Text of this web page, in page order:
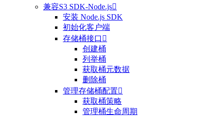
兼容S3 SDK-Node.js
安装 Node.js SDK
初始化客户端
存储桶接口 
创建桶
列举桶
获取桶元数据
删除桶
管理存储桶配置
获取桶策略
管理桶生命周期